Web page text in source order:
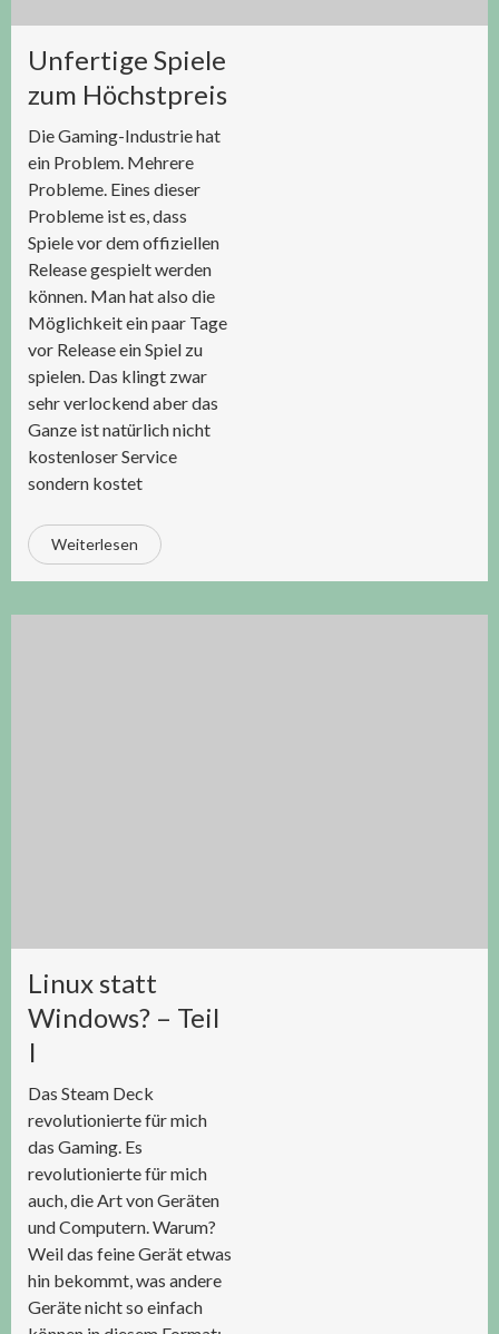
Unfertige Spiele
zum Höchstpreis
Die Gaming-Industrie hat
ein Problem. Mehrere
Probleme. Eines dieser
Probleme ist es, dass
Spiele vor dem offiziellen
Release gespielt werden
können. Man hat also die
Möglichkeit ein paar Tage
vor Release ein Spiel zu
spielen. Das klingt zwar
sehr verlockend aber das
Ganze ist natürlich nicht
kostenloser Service
sondern kostet
Weiterlesen
Linux statt
Windows? – Teil
I
Das Steam Deck
revolutionierte für mich
das Gaming. Es
revolutionierte für mich
auch, die Art von Geräten
und Computern. Warum?
Weil das feine Gerät etwas
hin bekommt, was andere
Geräte nicht so einfach